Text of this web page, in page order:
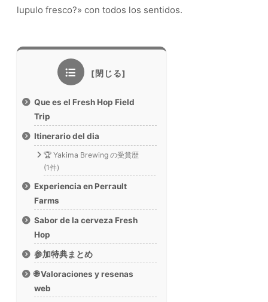
lupulo fresco?» con todos los sentidos.
Que es el Fresh Hop Field
Trip
Itinerario del dia
🏆 Yakima Brewing の受賞歴
(1件)
Experiencia en Perrault
Farms
Sabor de la cerveza Fresh
Hop
参加特典まとめ
🌐 Valoraciones y resenas
web